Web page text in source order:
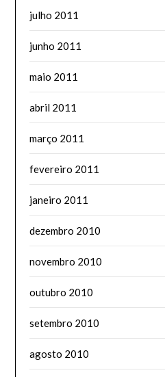
julho 2011
junho 2011
maio 2011
abril 2011
março 2011
fevereiro 2011
janeiro 2011
dezembro 2010
novembro 2010
outubro 2010
setembro 2010
agosto 2010